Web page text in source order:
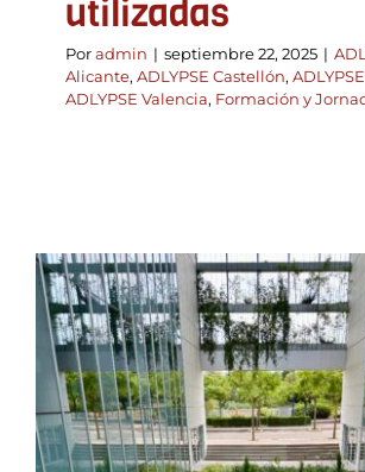
utilizadas
Poradmin | septiembre 22, 2025 |
Alicante, ADLYPSE Castellón,
ADLYPSE Valencia, Formación y